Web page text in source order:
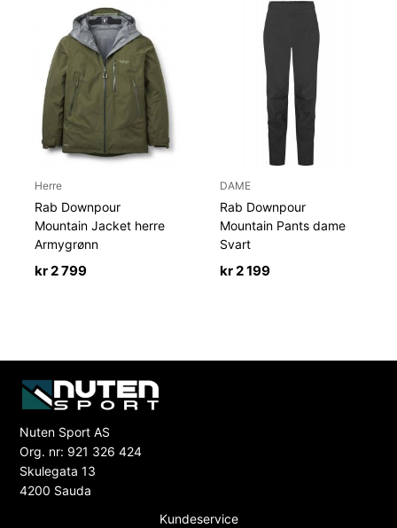
Herre
Rab Downpour
Mountain Jacket herre
Armygrønn
kr2 799
DAME
Rab Downpour
Mountain Pants dame
Svart
kr2 199
Nuten Sport AS
Org. nr: 921 326 424
Skulegata 13
4200 Sauda
Kundeservice